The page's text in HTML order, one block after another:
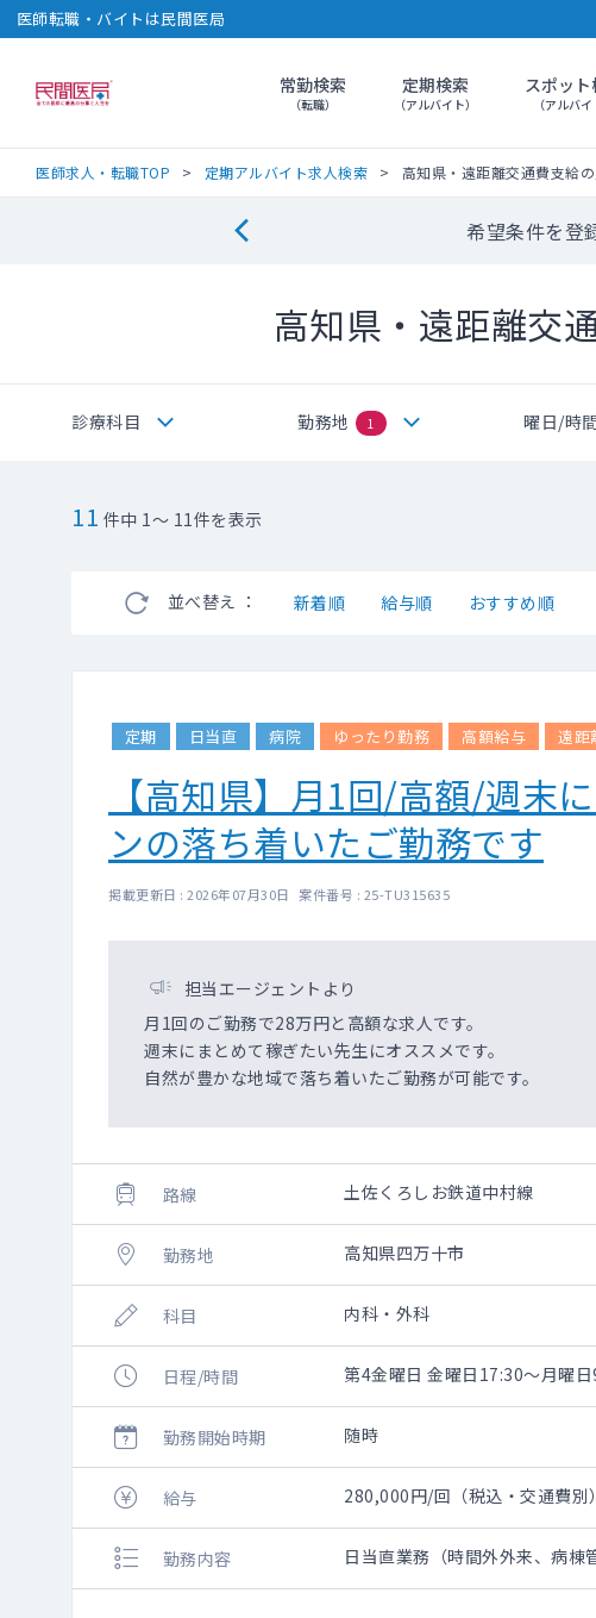
医師転職・バイトは民間医局
民間医局常勤検索
（転職）
定期検索
（アルバイト）
スポット
（アルバイ
医師求人・転職TOP 定期アルバイト求人検索 高知県・遠距離交通費支給
希望条件を登
高知県・遠距離交
診療科目 勤務地 1 曜日/時
11 件中 1～ 11件を表示
並べ替え ： 新着順 給与順 おすすめ順
定期 日当直 病院 ゆったり勤務 高額給与 遠距
【高知県】月1回/高額/週末
ンの落ち着いたご勤務です
掲載更新日 : 2026年07月30日 案件番号 : 25-TU315635
担当エージェントより
月1回のご勤務で28万円と高額な求人です。
週末にまとめて稼ぎたい先生にオススメです。
自然が豊かな地域で落ち着いたご勤務が可能です。
路線 土佐くろしお鉄道中村線
勤務地 高知県四万十市
科目 内科・外科
日程/時間 第4金曜日 金曜日17:30～月曜
勤務開始時期 随時
給与 280,000円/回（税込・交通費別）
勤務内容 日当直業務（時間外外来、病棟